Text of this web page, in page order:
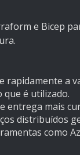
e Bicep
rapidamente a
que é utilizado.
entrega mais
distribuídos
como